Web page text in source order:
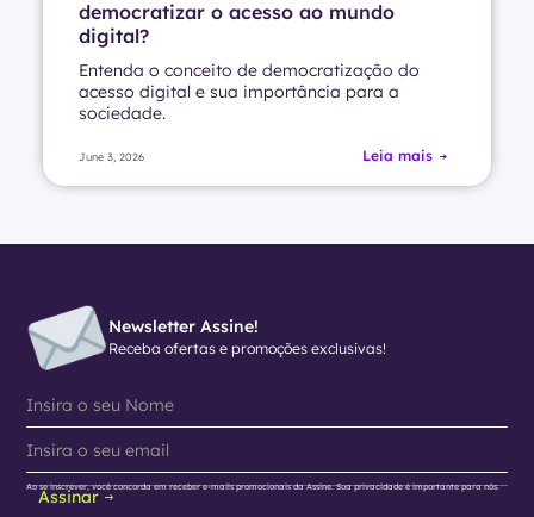
democratizar o acesso ao mundo
digital?
Entenda o conceito de democratização do
acesso digital e sua importância para a
sociedade.
June 3, 2026 Leia mais
Newsletter Assine!
Receba ofertas e promoções exclusivas!
Assinar
Ao se inscrever, você concorda em receber e-mails promocionais da Assine. Sua privacidade é importante para nós.